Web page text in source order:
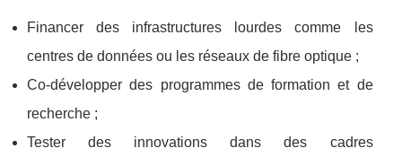
Financer des infrastructures lourdes comme les
centres de données ou les réseaux de fibre optique ;
Co-développer des programmes de formation et de
recherche ;
Tester des innovations dans des cadres